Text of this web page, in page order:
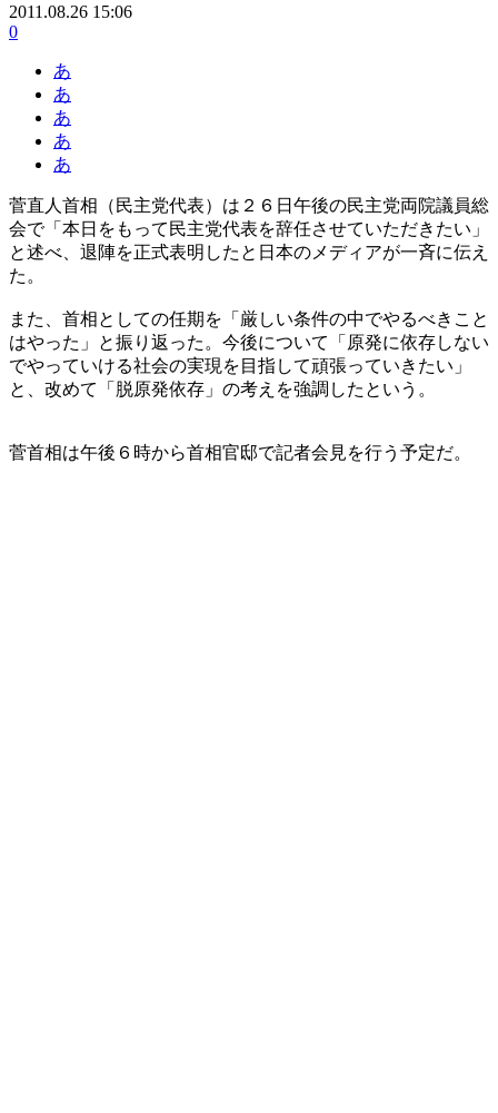
2011.08.26 15:06
0
あ
あ
あ
あ
あ
菅直人首相（民主党代表）は２６日午後の民主党両院議員総
会で「本日をもって民主党代表を辞任させていただきたい」
と述べ、退陣を正式表明したと日本のメディアが一斉に伝え
た。
また、首相としての任期を「厳しい条件の中でやるべきこと
はやった」と振り返った。今後について「原発に依存しない
でやっていける社会の実現を目指して頑張っていきたい」
と、改めて「脱原発依存」の考えを強調したという。
菅首相は午後６時から首相官邸で記者会見を行う予定だ。